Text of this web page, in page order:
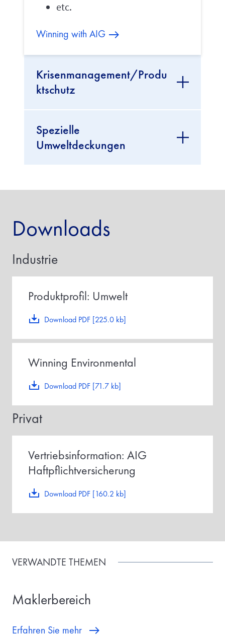
etc.
Winning with AIG
Krisenmanagement/Produ
ktschutz
Spezielle
Umweltdeckungen
Downloads
Industrie
Download PDF [225.0 kb]
Produktprofil: Umwelt
Download PDF [71.7 kb]
Winning Environmental
Privat
Download PDF [160.2 kb]
Vertriebsinformation: AIG
Haftpflichtversicherung
VERWANDTE THEMEN
Maklerbereich
Erfahren Sie mehr